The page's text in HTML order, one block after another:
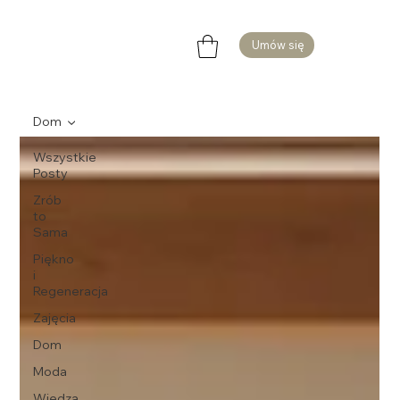
Umów się
Wszystkie
Posty
Zrób
to
Sama
Piękno
i
Regeneracja
Zajęcia
Dom
Moda
Dom